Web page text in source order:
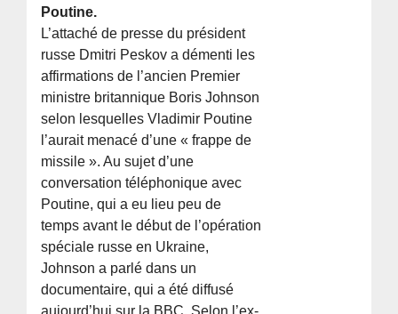
Poutine.
L’attaché de presse du président
russe Dmitri Peskov a démenti les
affirmations de l’ancien Premier
ministre britannique Boris Johnson
selon lesquelles Vladimir Poutine
l’aurait menacé d’une « frappe de
missile ». Au sujet d’une
conversation téléphonique avec
Poutine, qui a eu lieu peu de
temps avant le début de l’opération
spéciale russe en Ukraine,
Johnson a parlé dans un
documentaire, qui a été diffusé
aujourd’hui sur la BBC. Selon l’ex-